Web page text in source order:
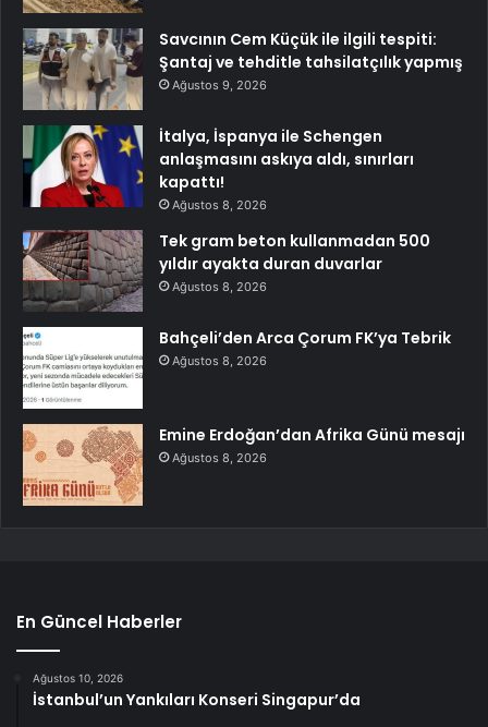
Savcının Cem Küçük ile ilgili tespiti:
Şantaj ve tehditle tahsilatçılık yapmış
Ağustos 9, 2026
İtalya, İspanya ile Schengen
anlaşmasını askıya aldı, sınırları
kapattı!
Ağustos 8, 2026
Tek gram beton kullanmadan 500
yıldır ayakta duran duvarlar
Ağustos 8, 2026
Bahçeli’den Arca Çorum FK’ya Tebrik
Ağustos 8, 2026
Emine Erdoğan’dan Afrika Günü mesajı
Ağustos 8, 2026
En Güncel Haberler
Ağustos 10, 2026
İstanbul’un Yankıları Konseri Singapur’da